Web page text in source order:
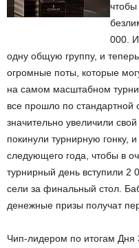
чтобы
000.
одну общую группу, и
огромные поты, которые
на самом масштабном
все прошло по стандартной
значительно увеличили
покинули турнирную гонку,
следующего года, чтобы в
турнирный день вступили 2
сели за финальный стол.
денежные призы получат
Чип-лидером по итогам Дня